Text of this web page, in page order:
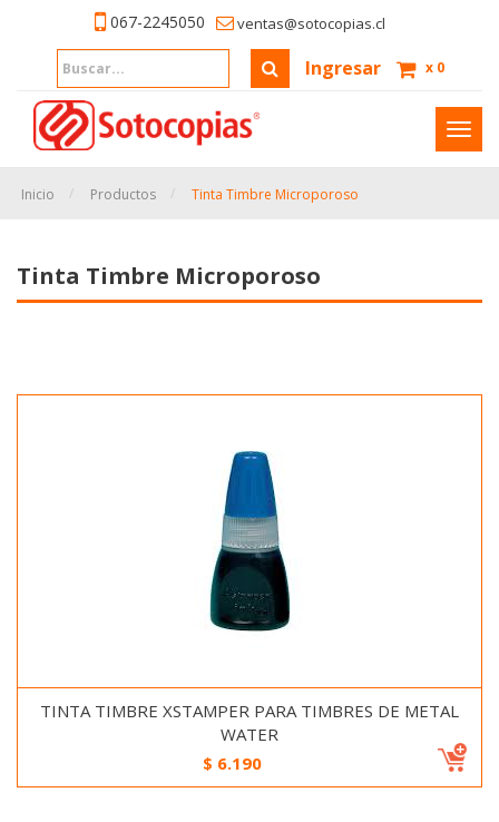
067-2245050 ventas@sotocopias.cl
Ingresar x 0
Inicio Productos Tinta Timbre Microporoso
Tinta Timbre Microporoso
TINTA TIMBRE XSTAMPER PARA TIMBRES DE METAL
WATER
$ 6.190